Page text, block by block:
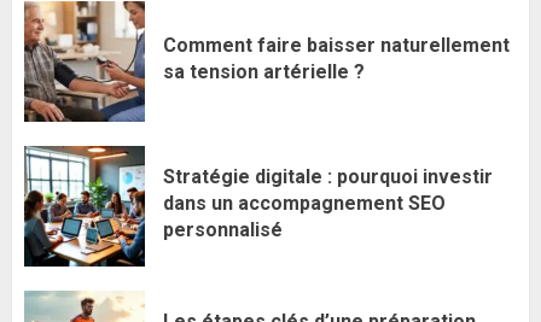
Comment faire baisser naturellement
sa tension artérielle ?
Stratégie digitale : pourquoi investir
dans un accompagnement SEO
personnalisé